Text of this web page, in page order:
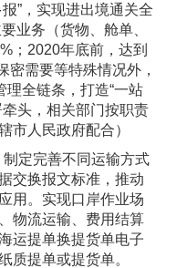
”，实现进出境通关全
业务（货物、舱单、
；2020年底前，达到
密需要等特殊情况外，
理全链条，打造“一站
头，相关部门按职责
市人民政府配合）
定完善不同运输方式
交换报文标准，推动
用。实现口岸作业场
物流运输、费用结算
运提单换提货单电子
质提单或提货单。